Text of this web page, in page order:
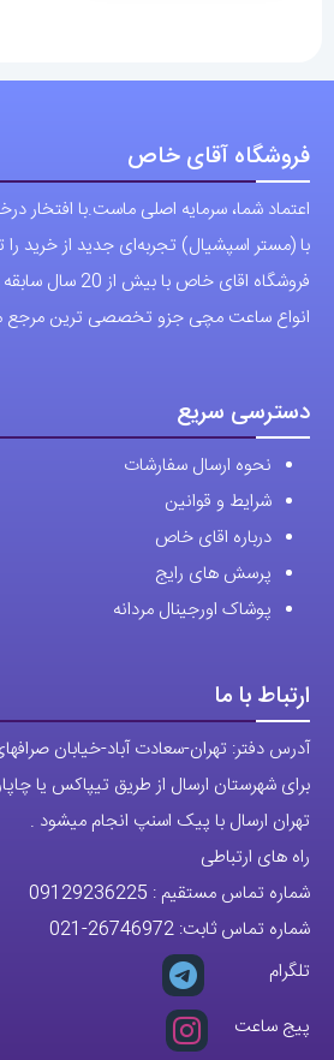
فروشگاه آقای خاص
اعتماد شما، سرمایه اصلی ماست.با افتخار
با (مستر اسپشیال) تجربه‌ای جدید از خرید را
فروشگاه اقای خاص
انواع ساعت مچی جزو تخصصی ترین مرجع
دسترسی سریع
نحوه ارسال سفارشات
شرایط و قوانین
درباره اقای خاص
پرسش های رایج
پوشاک اورجینال مردانه
ارتباط با ما
آدرس دفتر: تهران-سعادت آباد-خیابان صرافهای
برای شهرستان ارسال از طریق تیپاکس یا
تهران ارسال با پیک اسنپ انجام میشود .
راه های ارتباطی
شماره تماس مستقیم : 09129236225
شماره تماس ثابت: 26746972
-021
تلگرام
پیج ساعت